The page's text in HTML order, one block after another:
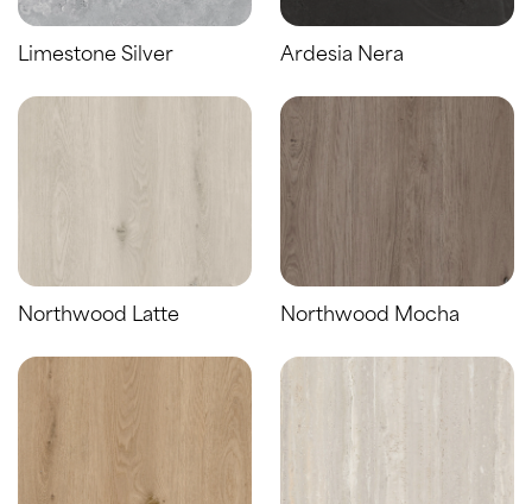
Limestone Silver Ardesia Nera
Northwood Latte Northwood Mocha